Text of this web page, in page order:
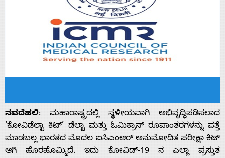
ನವದೆಹಲಿ: ಮಹಾರಾಷ್ಟ್ರದಲ್ಲಿ ಸ್ಥಳೀಯವಾಗಿ ಅಭಿವೃದ್ಧಿಪಡಿಸಲಾದ
‘ಕೋವಿಡೆಲ್ಟಾ ಕಿಟ್’ ಡೆಲ್ಟಾ ಮತ್ತು ಓಮಿಕ್ರಾನ್ ರೂಪಾಂತರಗಳನ್ನು ಪತ್ತೆ
ಮಾಡಬಲ್ಲ ಭಾರತದ ಮೊದಲ ಐಸಿಎಂಆರ್ ಅನುಮೋದಿತ ಪರೀಕ್ಷಾ ಕಿಟ್
ಆಗಿ ಹೊರಹೊಮ್ಮಿದೆ. ಇದು ಕೋವಿಡ್-19 ನ ಎಲ್ಲಾ ಪ್ರಸ್ತುತ